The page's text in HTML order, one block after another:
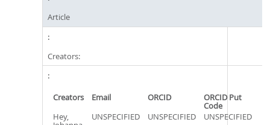
Article
Creators:
Creators Email ORCID ORCID Put
Code
Hey,
UNSPECIFIED UNSPECIFIED UNSPECIFIED